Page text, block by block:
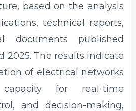
based on the analysis
technical reports,
documents published
2025. The results indicate
of electrical networks
for real-time
and decision-making,